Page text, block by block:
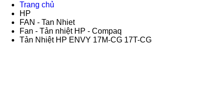
Trang chủ
HP
FAN - Tan Nhiet
Fan - Tản nhiệt HP - Compaq
Tản Nhiệt HP ENVY 17M-CG 17T-CG